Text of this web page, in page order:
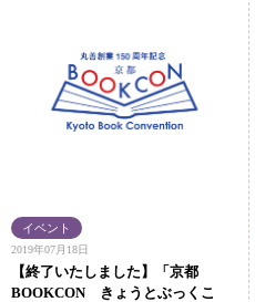
2019年07月18日
【終了いたしました】「京都
BOOKCON きょうとぶっくこ